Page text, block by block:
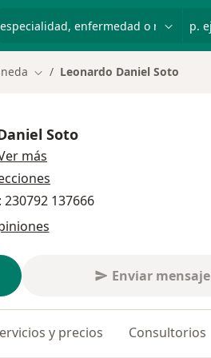
Cambiar de ciudad
Leonardo Daniel Soto
Soto
más
137666
Enviar mensaje
y precios Consultorios